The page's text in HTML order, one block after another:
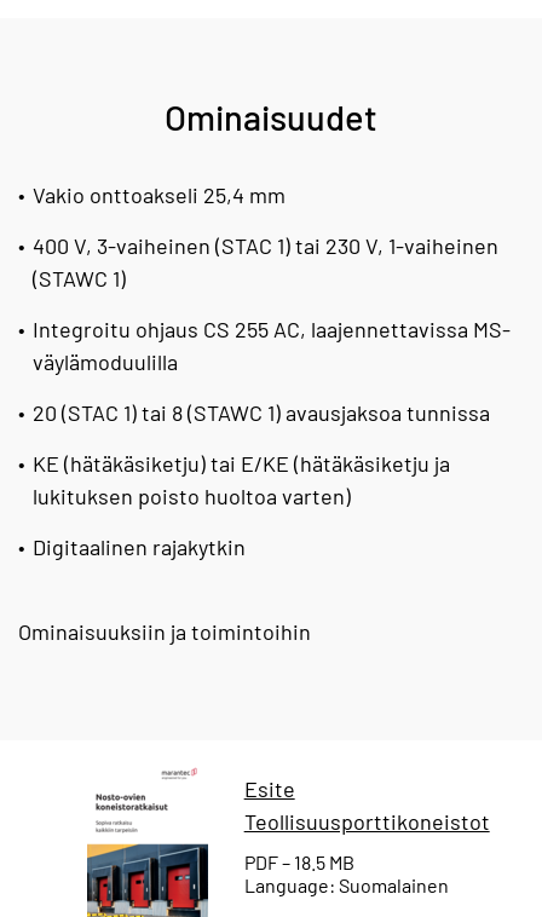
Ominaisuudet
Vakio onttoakseli 25,4 mm
400 V, 3-vaiheinen (STAC 1) tai 230 V, 1-vaiheinen
(STAWC 1)
Integroitu ohjaus CS 255 AC, laajennettavissa MS-
väylämoduulilla
20 (STAC 1) tai 8 (STAWC 1) avausjaksoa tunnissa
KE (hätäkäsiketju) tai E/KE (hätäkäsiketju ja
lukituksen poisto huoltoa varten)
Digitaalinen rajakytkin
Ominaisuuksiin ja toimintoihin
Esite
Teollisuusporttikoneistot
PDF – 18.5 MB
Language: Suomalainen